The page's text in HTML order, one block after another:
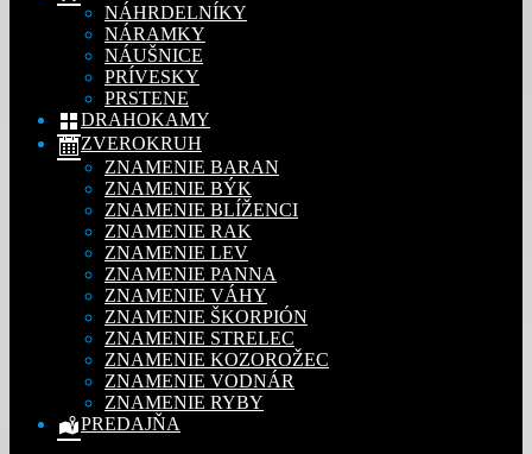
NÁHRDELNÍKY
NÁRAMKY
NÁUŠNICE
PRÍVESKY
PRSTENE
DRAHOKAMY
ZVEROKRUH
ZNAMENIE BARAN
ZNAMENIE BÝK
ZNAMENIE BLÍŽENCI
ZNAMENIE RAK
ZNAMENIE LEV
ZNAMENIE PANNA
ZNAMENIE VÁHY
ZNAMENIE ŠKORPIÓN
ZNAMENIE STRELEC
ZNAMENIE KOZOROŽEC
ZNAMENIE VODNÁR
ZNAMENIE RYBY
PREDAJŇA